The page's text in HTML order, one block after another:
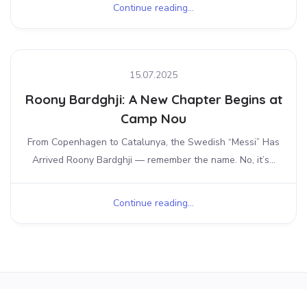
Continue reading...
15.07.2025
Roony Bardghji: A New Chapter Begins at
Camp Nou
From Copenhagen to Catalunya, the Swedish “Messi” Has
Arrived Roony Bardghji — remember the name. No, it’s...
Continue reading...